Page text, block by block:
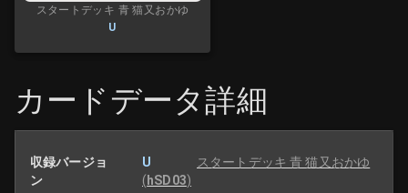
スタートデッキ 青 猫又おかゆ
U
カードデータ詳細
収録バージョ
ン
U
スタートデッキ 青 猫又おかゆ
(hSD03)